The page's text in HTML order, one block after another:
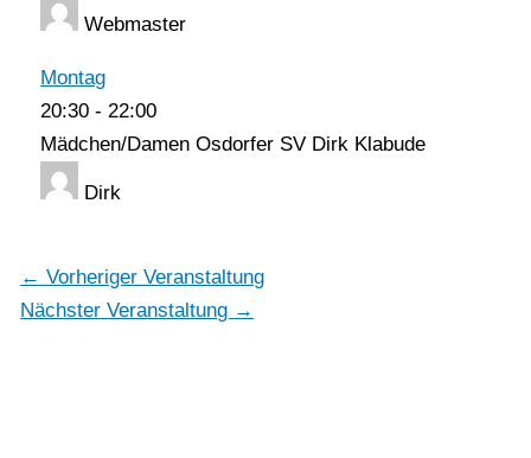
Webmaster
Montag
20:30 -22:00
Mädchen/Damen Osdorfer SV Dirk Klabude
Dirk
← Vorheriger Veranstaltung
Nächster Veranstaltung →